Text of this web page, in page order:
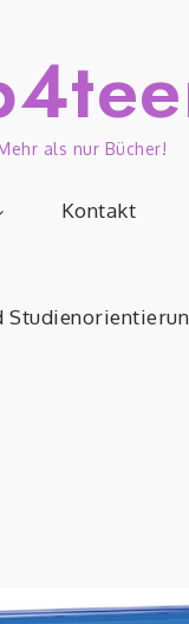
als nur Bücher!
Kontakt